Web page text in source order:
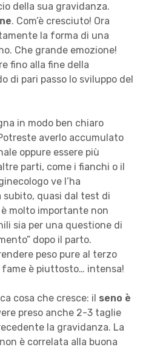
della sua gravidanza.
. Com’è cresciuto! Ora
la forma di una
Che grande emozione!
fino alla fine della
di pari passo lo sviluppo del
in modo ben chiaro
averlo accumulato
oppure essere più
parti, come i fianchi o il
ve l’ha
subito, quasi dal test di
molto importante non
sia per una questione di
dopo il parto.
peso pure al terzo
è piuttosto… intensa!
cosa che cresce: il seno è
preso anche 2-3 taglie
la gravidanza. La
è correlata alla buona